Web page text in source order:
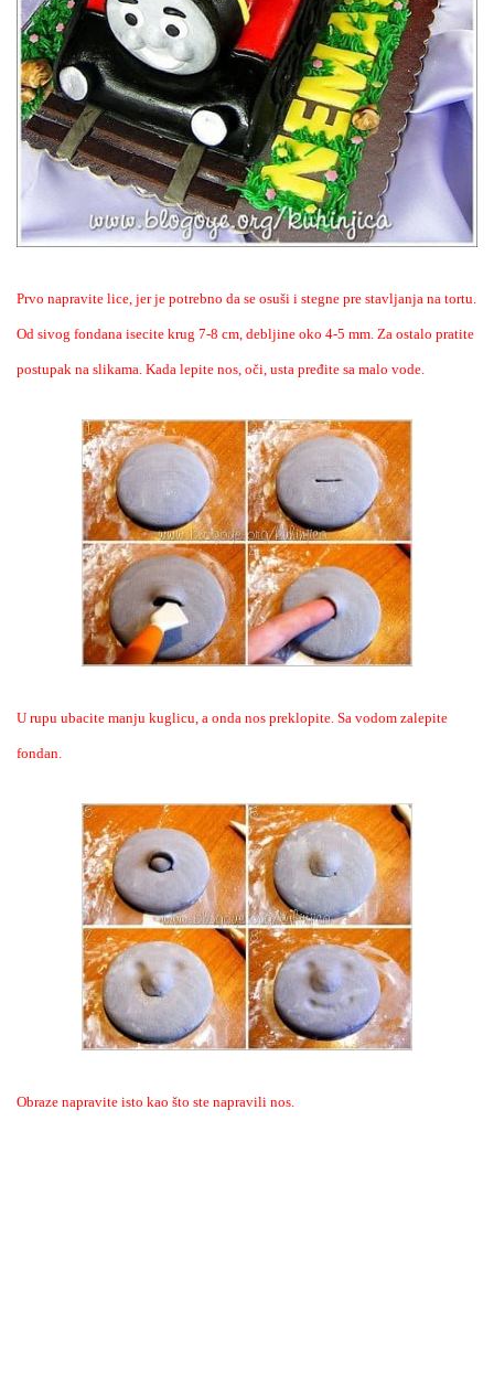
Prvo napravite lice, jer je potrebno da se osuši i stegne pre stavljanja na tortu.
Od sivog fondana isecite krug 7-8 cm, debljine oko 4-5 mm. Za ostalo pratite
postupak na slikama. Kada lepite nos, oči, usta pređite sa malo vode.
U rupu ubacite manju kuglicu, a onda nos preklopite. Sa vodom zalepite
fondan.
Obraze napravite isto kao što ste napravili nos.